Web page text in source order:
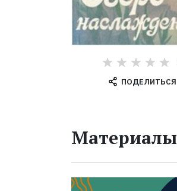
ПОДЕЛИТЬСЯ
Материалы